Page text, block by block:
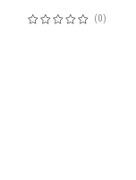
Bewertung:
0